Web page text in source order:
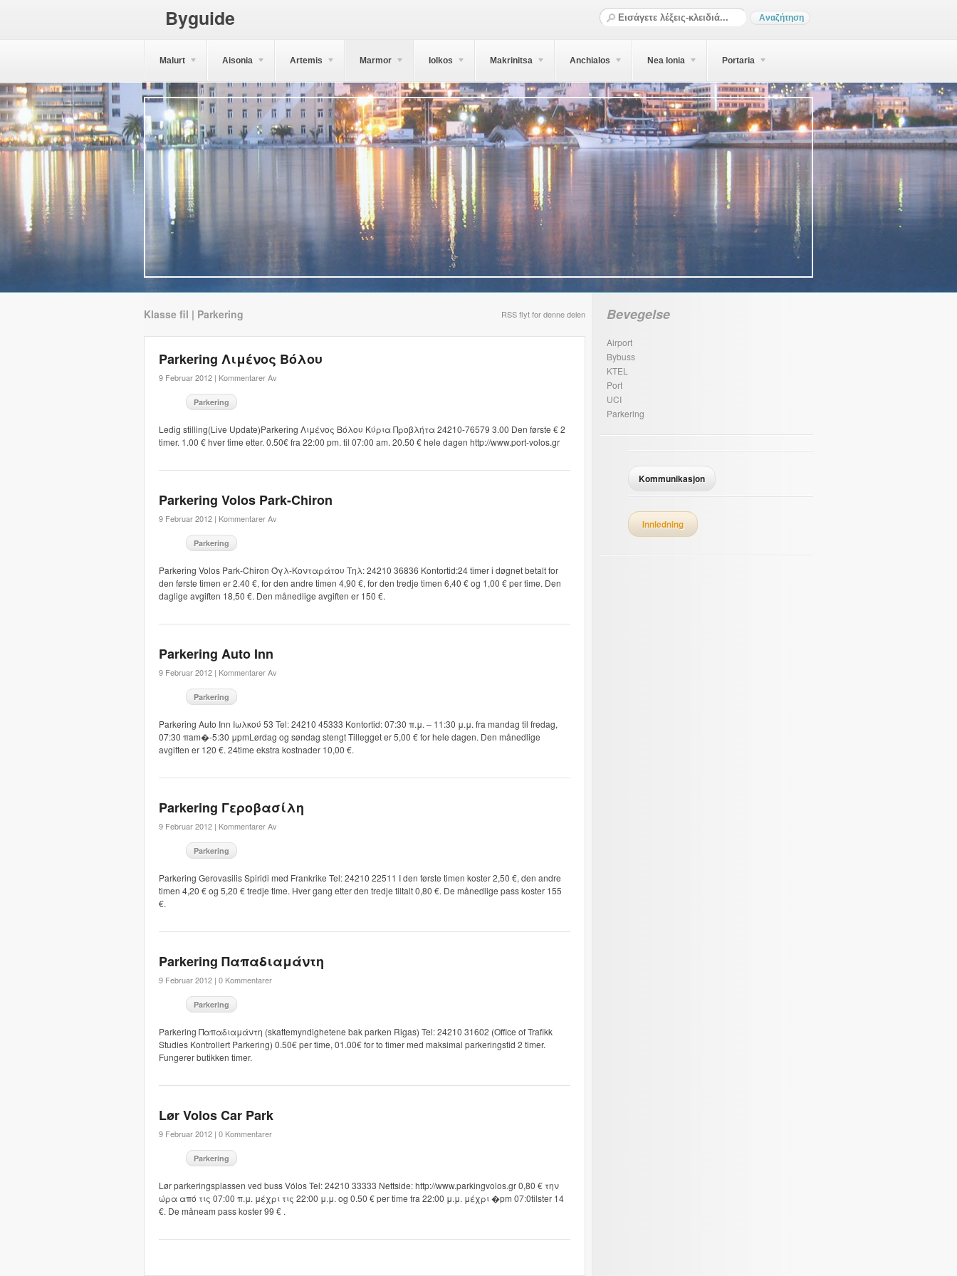
Byguide
Malurt Aisonia Artemis Marmor Iolkos Makrinitsa Anchialos Nea Ionia Portaria
Klasse fil | Parkering RSS flyt for denne delen
Parkering Λιμένος Βόλου
9 Februar 2012 | Kommentarer Av
Parkering
Ledig stilling(Live Update)Parkering Λιμένος Βόλου Κύρια Προβλήτα 24210-76579 3.00 Den første € 2
timer. 1.00 € hver time etter. 0.50€ fra 22:00 pm. til 07:00 am. 20.50 € hele dagen http://www.port-volos.gr
Parkering Volos Park-Chiron
9 Februar 2012 | Kommentarer Av
Parkering
Parkering Volos Park-Chiron Όγλ-Κονταράτου Τηλ: 24210 36836 Kontortid:24 timer i døgnet betalt for
den første timen er 2.40 €, for den andre timen 4,90 €, for den tredje timen 6,40 € og 1,00 € per time. Den
daglige avgiften 18,50 €. Den månedlige avgiften er 150 €.
Parkering Auto Inn
9 Februar 2012 | Kommentarer Av
Parkering
Parkering Auto Inn Ιωλκού 53 Tel: 24210 45333 Kontortid: 07:30 π.μ. – 11:30 μ.μ. fra mandag til fredag,
07:30 πam�-5:30 μpmLørdag og søndag stengt Tillegget er 5,00 € for hele dagen. Den månedlige
avgiften er 120 €. 24time ekstra kostnader 10,00 €.
Parkering Γεροβασίλη
9 Februar 2012 | Kommentarer Av
Parkering
Parkering Gerovasilis Spiridi med Frankrike Tel: 24210 22511 I den første timen koster 2,50 €, den andre
timen 4,20 € og 5,20 € tredje time. Hver gang etter den tredje tiltalt 0,80 €. De månedlige pass koster 155
€.
Parkering Παπαδιαμάντη
9 Februar 2012 | 0 Kommentarer
Parkering
Parkering Παπαδιαμάντη (skattemyndighetene bak parken Rigas) Tel: 24210 31602 (Office of Trafikk
Studies Kontrollert Parkering) 0.50€ per time, 01.00€ for to timer med maksimal parkeringstid 2 timer.
Fungerer butikken timer.
Lør Volos Car Park
9 Februar 2012 | 0 Kommentarer
Parkering
Lør parkeringsplassen ved buss Vólos Tel: 24210 33333 Nettside: http://www.parkingvolos.gr 0,80 € την
ώρα από τις 07:00 π.μ. μέχρι τις 22:00 μ.μ. og 0.50 € per time fra 22:00 μ.μ. μέχρι �pm 07:0tilster 14
€. De måneam pass koster 99 € .
Bevegelse
Airport
Bybuss
KTEL
Port
UCI
Parkering
Kommunikasjon
Innledning